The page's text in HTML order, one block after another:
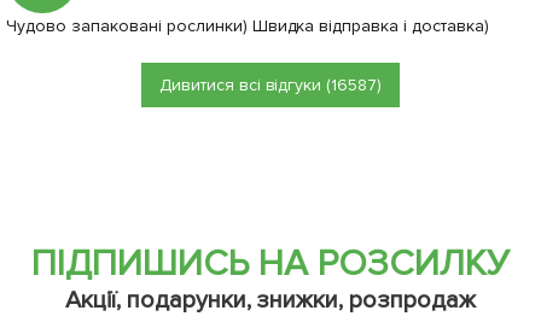
Чудово запаковані рослинки) Швидка відправка і доставка)
Дивитися всі відгуки (16587)
ПІДПИШИСЬ НА РОЗСИЛКУ
Акції, подарунки, знижки, розпродаж